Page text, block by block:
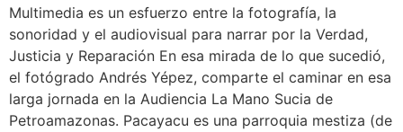
Multimedia es un esfuerzo entre la fotografía, la
sonoridad y el audiovisual para narrar por la Verdad,
Justicia y Reparación En esa mirada de lo que sucedió,
el fotógrado Andrés Yépez, comparte el caminar en esa
larga jornada en la Audiencia La Mano Sucia de
Petroamazonas. Pacayacu es una parroquia mestiza (de